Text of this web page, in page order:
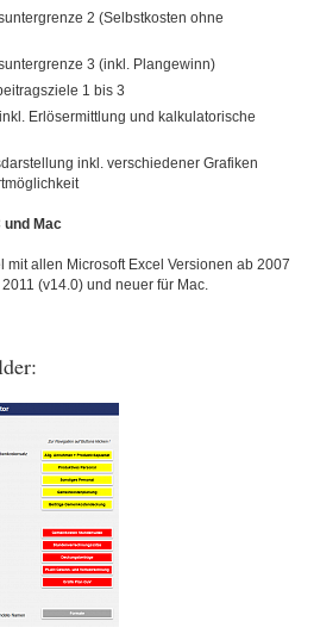
2 (Selbstkosten ohne
3 (inkl. Plangewinn)
1 bis 3
Erlösermittlung und kalkulatorische
inkl. verschiedener Grafiken
und Mac
mit allen Microsoft Excel Versionen ab 2007
(v14.0) und neuer für Mac.